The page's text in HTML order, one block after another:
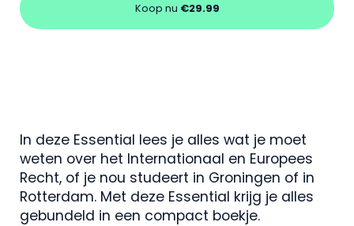
Koop nu €29.99
In deze Essential lees je alles wat je moet
weten over het Internationaal en Europees
Recht, of je nou studeert in Groningen of in
Rotterdam. Met deze Essential krijg je alles
gebundeld in een compact boekje.